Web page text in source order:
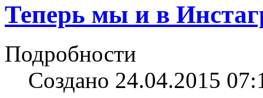
Теперь мы и в
Подробности
Создано 24.04.2015